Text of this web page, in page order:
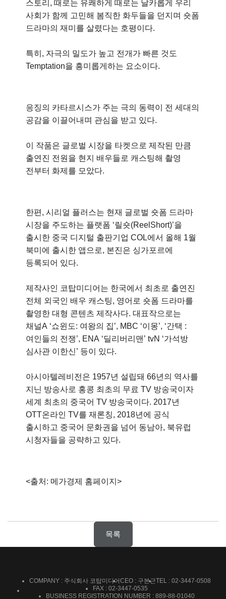
스토리, 때로는 유쾌하게 때로는 날카롭게 우리
사회가 함께 고민해 봄직한 화두들을 던지며 숏폼
드라마의 재미를 살렸다는 호평이다.
특히, 자극의 밀도가 높고 전개가 빠른 것도
Temptation을 흥미롭게하는 요소이다.
응징의 카타르시스가 주는 극의 동력이 전 세대의
공감을 이끌어내며 관심을 받고 있다.
이 작품은 글로벌 시장을 타켓으로 제작된 만큼
출연진 전원을 현지 배우들로 캐스팅해 촬영
전부터 화제를 모았다.
한편, 시리얼 플러스는 현재 글로벌 숏폼 드라마
시장을 주도하는 플랫폼 ‘릴숏(ReelShort)’을
출시한 중국 디지털 출판기업 COL에서 올해 1월
북미에 출시한 앱으로, 본진은 싱가포르에
등록되어 있다.
제작사인 코탑미디어는 한국에서 최초로 출연진
전체 외국인 배우 캐스팅, 영어로 숏폼 드라마를
촬영한 대형 콘텐츠 제작사다. 대표작으로는
채널A ‘쇼윈도: 여왕의 집’, MBC ‘이몽’, ‘간택 :
여인들의 전쟁’, ENA ‘딜리버리맨’ tvN ‘가석방
심사관 이한신’ 등이 있다.
아시아텔레비전은 1957년 설립돼 66년의 역사를
지닌 방송사로 홍콩 최초의 무료 TV 방송국이자
세계 최초의 중국어 TV 방송국이다. 2017년
OTT온라인 TV를 재론칭, 2018년에 공식
출시하고 중국어 문화권을 넘어 동남아, 북유럽
시청자들을 공략하고 있다.
<출처: 메가경제 홈페이지>
목록
COMPANY : 주식회사 코탑미디어CEO : 구본근TEL : 02-3447-0508
FAX : 02-3447-0535
BUSINESS REGISTRATION NUMBER : 889-88-01040